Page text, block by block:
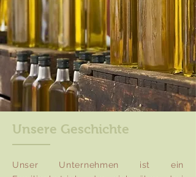
Unsere Geschichte
Unser Unternehmen ist ein